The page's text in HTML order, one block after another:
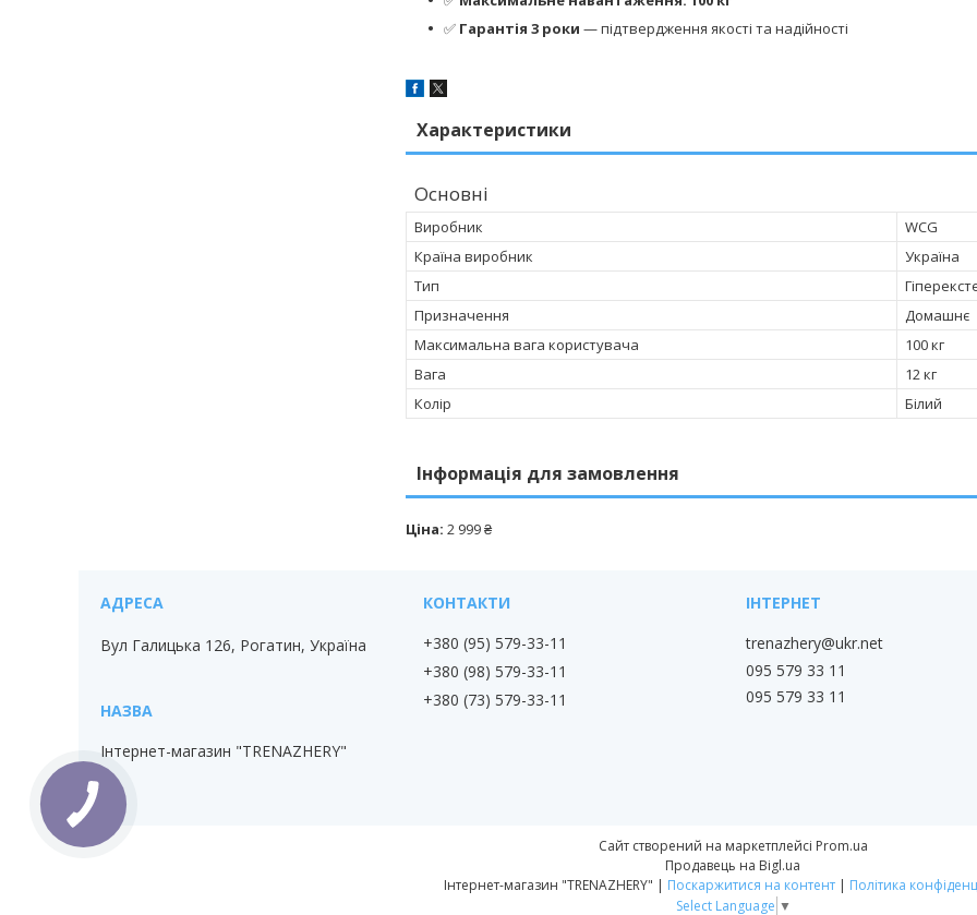
✅ Гарантія 3 роки — підтвердження якості та надійності
Характеристики
Основні
Виробник
WCG
Країна виробник
Україна
Тип
Призначення
Домашнє
Максимальна вага користувача
100 кг
Вага
12 кг
Колір
Білий
Інформація для замовлення
Ціна: 2 999 ₴
Вул Галицька 126, Рогатин, Україна
Інтернет-магазин "TRENAZHERY"
+380 (95) 579-33-11
+380 (98) 579-33-11
+380 (73) 579-33-11
trenazhery@ukr.net
095 579 33 11
095 579 33 11
Сайт створений на маркетплейсі Prom.ua
Продавець на Bigl.ua
Інтернет-магазин "TRENAZHERY" | Поскаржитися на контент | Політика
Select Language ▼
КНОПКА
ЗВ'ЯЗКУ